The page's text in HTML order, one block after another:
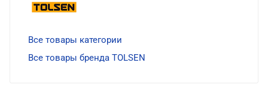
Все товары категории
Все товары бренда TOLSEN